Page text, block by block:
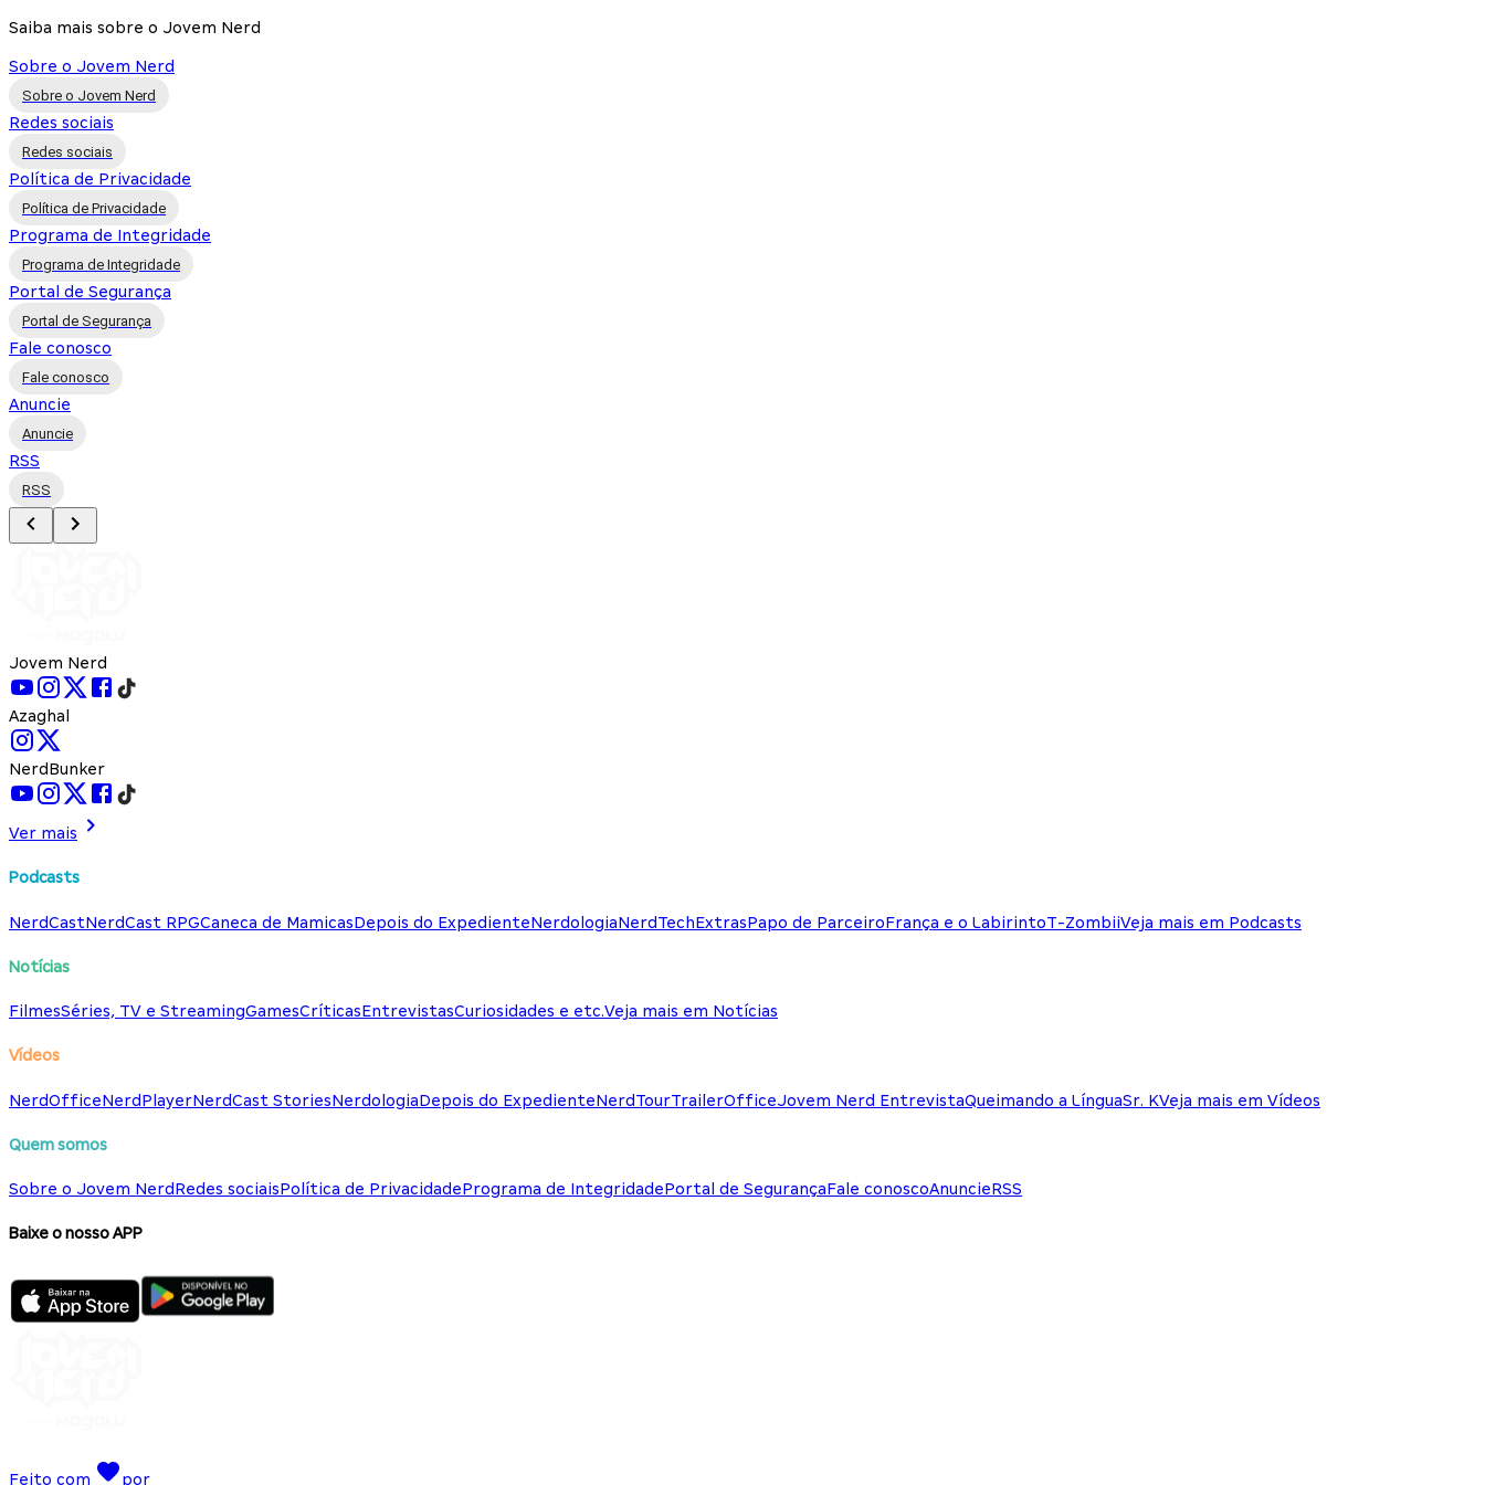
Saiba mais sobre o Jovem Nerd
Sobre o Jovem Nerd
Sobre o Jovem Nerd
Redes sociais
Redes sociais
Política de Privacidade
Política de Privacidade
Programa de Integridade
Programa de Integridade
Portal de Segurança
Portal de Segurança
Fale conosco
Fale conosco
Anuncie
Anuncie
RSS
RSS
Jovem Nerd
Azaghal
NerdBunker
Ver mais
Podcasts
NerdCastNerdCast RPGCaneca de MamicasDepois do ExpedienteNerdologiaNerdTechExtrasPapo de ParceiroFrança e o LabirintoT-ZombiiVeja mais em Podcasts
Notícias
FilmesSéries, TV e StreamingGamesCríticasEntrevistasCuriosidades e etc.Veja mais em Notícias
Vídeos
NerdOfficeNerdPlayerNerdCast StoriesNerdologiaDepois do ExpedienteNerdTourTrailerOfficeJovem Nerd EntrevistaQueimando a LínguaSr. KVeja mais em Vídeos
Quem somos
Sobre o Jovem NerdRedes sociaisPolítica de PrivacidadePrograma de IntegridadePortal de SegurançaFale conoscoAnuncieRSS
Baixe o nosso APP
Feito com por